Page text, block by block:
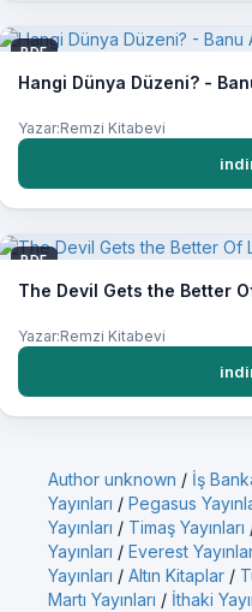
PDF
Hangi Dünya Düzeni? -
Yazar:Remzi Kitabevi
PDF
The Devil Gets the Better
Yazar:Remzi Kitabevi
Author unknown / İş
Yayınları / Pegasus
Yayınları / Timaş Yayınları
Yayınları / Everest
Yayınları / Altın Kitaplar /
Martı Yayınları / İthaki